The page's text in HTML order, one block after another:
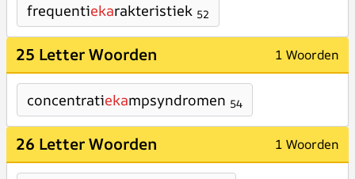
frequentiekarakteristiek 52
25 Letter Woorden 1 Woorden
concentratiekampsyndromen 54
26 Letter Woorden 1 Woorden